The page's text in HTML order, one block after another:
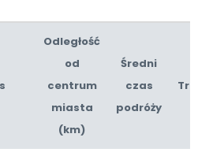
Odległość
od
centrum
miasta
(km)
Średni
czas
podróży